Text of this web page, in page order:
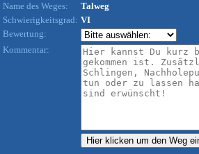
Name des Weges:
Talweg
Schwierigkeitsgrad: VI
Bewertung:
Kommentar: